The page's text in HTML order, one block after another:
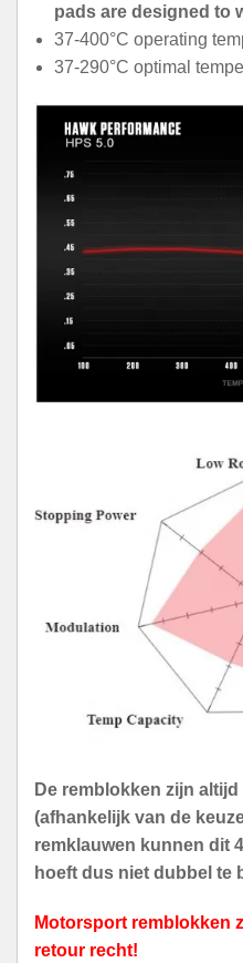
pads are designed to
37-400°C operating
37-290°C optimal
De remblokken zijn
(afhankelijk van de
remklauwen kunnen dit
hoeft dus niet dubbel te
Motorsport remblokken
retour recht!